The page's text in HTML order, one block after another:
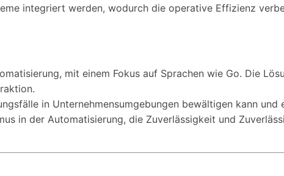
integriert werden, wodurch die operative Effizienz
mit einem Fokus auf Sprachen wie Go. Die
in Unternehmensumgebungen bewältigen kann und
in der Automatisierung, die Zuverlässigkeit und